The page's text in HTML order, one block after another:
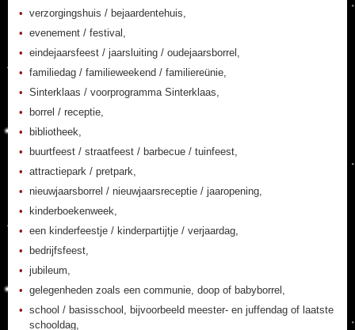
verzorgingshuis / bejaardentehuis,
evenement / festival,
eindejaarsfeest / jaarsluiting / oudejaarsborrel,
familiedag / familieweekend / familiereünie,
Sinterklaas / voorprogramma Sinterklaas,
borrel / receptie,
bibliotheek,
buurtfeest / straatfeest / barbecue / tuinfeest,
attractiepark / pretpark,
nieuwjaarsborrel / nieuwjaarsreceptie / jaaropening,
kinderboekenweek,
een kinderfeestje / kinderpartijtje / verjaardag,
bedrijfsfeest,
jubileum,
gelegenheden zoals een communie, doop of babyborrel,
school / basisschool, bijvoorbeeld meester- en juffendag of laatste
schooldag,